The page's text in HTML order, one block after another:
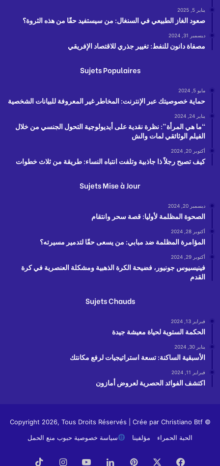
يناير 5, 2025
صعود الغاز الطبيعي في السنغال: من سيستفيد حقًا من هذه الثروة؟
ديسمبر 31, 2024
مصفاة دانون للنفط: تغيير جذري للاقتصاد الإفريقي
Sujets Populaires
مايو 5, 2024
حماية خصوصيتك عبر الإنترنت: المخاطر غير المعروفة للبيانات الشخصية
يناير 24, 2024
“ما هي المرأة”: نظرة نقدية على أيديولوجية التحول الجنسي من خلال
الفيلم الوثائقي لمات والش
أكتوبر 20, 2024
كيف تصبح رجلاً ذا جاذبية وتلفت انتباه النساء: طريقة من ثلاث خطوات
Sujets Mise à Jour
ديسمبر 20, 2024
الصحوة المظلمة لأوليا: قصة سحر وانتقام
أكتوبر 28, 2024
المؤامرة المظلمة ضد مبابي: من يسعى حقًا لتدمير مسيرته؟
أكتوبر 29, 2024
فينيسيوس جونيور، فضيحة الكرة الذهبية ومشكلة العنصرية في كرة
القدم
Sujets Chauds
فبراير 13, 2024
الحكمة الستوية لحياة معيشة جيدة
يناير 30, 2024
الأسبقية الساكنة: تسعة استراتيجيات لرفع مكانتك
فبراير 11, 2024
اكتشف الفوائد الحصرية لعروض أمازون
© Copyright 2026, Tous Droits Réservés | Crée par
Christiano Btf
الحبة الحمراء
مؤلفينا سياسة خصوصية حبوب منع الحمل
فيسبوك بينتيريستلينكدإن يوتيوب انستقرام